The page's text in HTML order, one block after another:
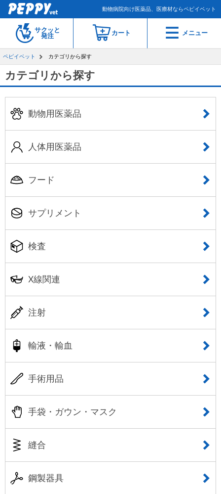
動物病院向け医薬品、医療材ならペピイベット
サクッと
発注
カート メニュー
ペピイベット カテゴリから探す
カテゴリから探す
動物用医薬品
人体用医薬品
フード
サプリメント
検査
X線関連
注射
輸液・輸血
手術用品
手袋・ガウン・マスク
縫合
鋼製器具